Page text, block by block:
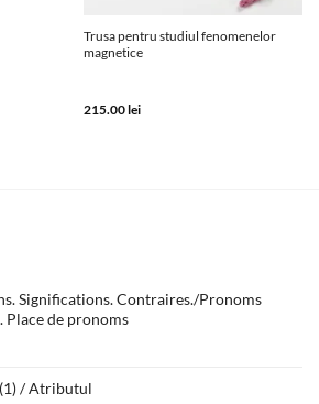
Trusa pentru studiul fenomenelor
magnetice
215.00lei
Significations. Contraires./Pronoms
Place de pronoms
/ Atributul